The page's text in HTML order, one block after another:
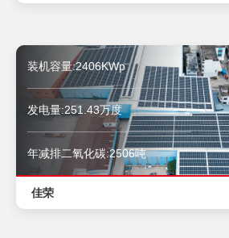
装机容量:2406KWp
发电量:251.43万度
年减排二氧化碳:2506吨
佳荣